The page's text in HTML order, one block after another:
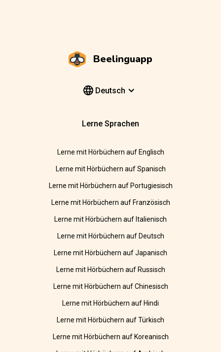
Beelinguapp
Deutsch
Lerne Sprachen
Lerne mit Hörbüchern auf Englisch
Lerne mit Hörbüchern auf Spanisch
Lerne mit Hörbüchern auf Portugiesisch
Lerne mit Hörbüchern auf Französisch
Lerne mit Hörbüchern auf Italienisch
Lerne mit Hörbüchern auf Deutsch
Lerne mit Hörbüchern auf Japanisch
Lerne mit Hörbüchern auf Russisch
Lerne mit Hörbüchern auf Chinesisch
Lerne mit Hörbüchern auf Hindi
Lerne mit Hörbüchern auf Türkisch
Lerne mit Hörbüchern auf Koreanisch